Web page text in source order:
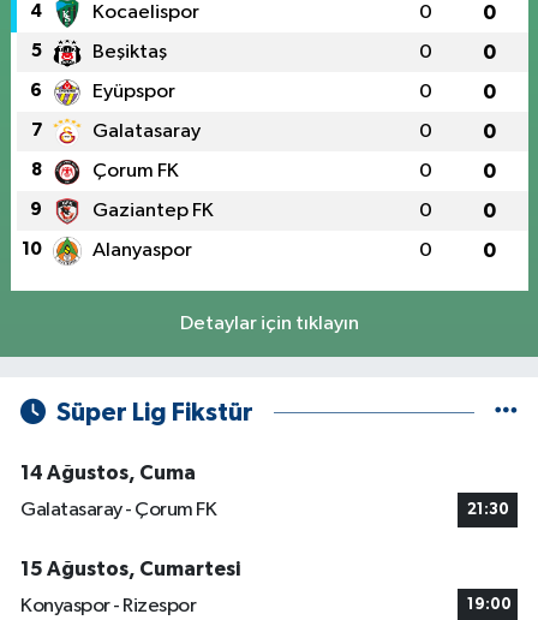
4 Kocaelispor 0 0
5 Beşiktaş 0 0
6 Eyüpspor 0 0
7 Galatasaray 0 0
8 Çorum FK 0 0
9 Gaziantep FK 0 0
10 Alanyaspor 0 0
Detaylar için tıklayın
Süper Lig Fikstür
14 Ağustos, Cuma
Galatasaray - Çorum FK
21:30
15 Ağustos, Cumartesi
Konyaspor - Rizespor
19:00